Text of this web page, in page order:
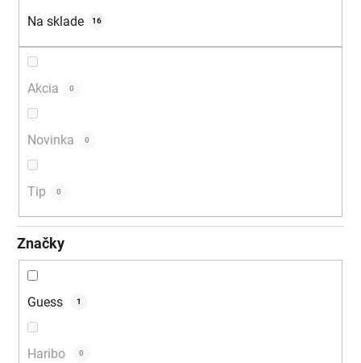
Na sklade 16
Akcia 0
Novinka 0
Tip 0
Značky
Guess 1
Haribo 0